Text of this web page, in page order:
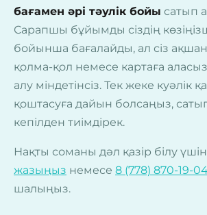
бағамен әрі тәулік бойы сатып
Сарапшы бұйымды сіздің
бойынша бағалайды, ал сіз
қолма-қол немесе картаға
алу міндетінсіз. Тек жеке куәлік
қоштасуға дайын болсаңыз,
кепілден тиімдірек.
Нақты соманы дәл қазір білу
жазыңыз немесе 8 (778) 870-19-
шалыңыз.